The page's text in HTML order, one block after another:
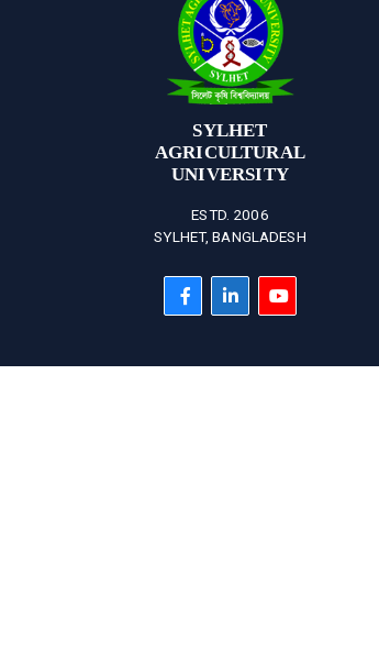
SYLHET
AGRICULTURAL
UNIVERSITY
ESTD. 2006
SYLHET, BANGLADESH